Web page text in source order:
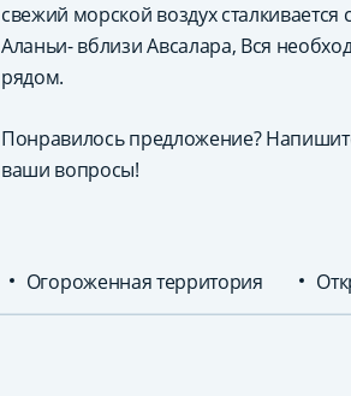
свежий морской воздух
Аланьи- вблизи Авсалара, Вся
рядом.
Понравилось предложение?
ваши вопросы!
Огороженная территория